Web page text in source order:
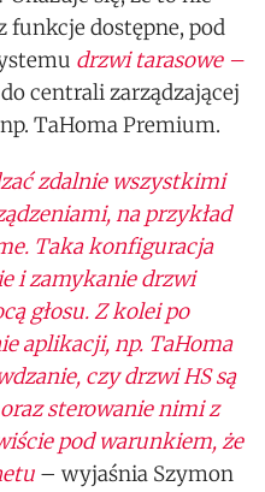
dostępne, pod
drzwi tarasowe –
centrali zarządzającej
TaHoma Premium.
zdalnie wszystkimi
na przykład
Taka konfiguracja
i zamykanie drzwi
głosu. Z kolei po
aplikacji, np. TaHoma
czy drzwi HS są
sterowanie nimi z
pod warunkiem, że
– wyjaśnia Szymon